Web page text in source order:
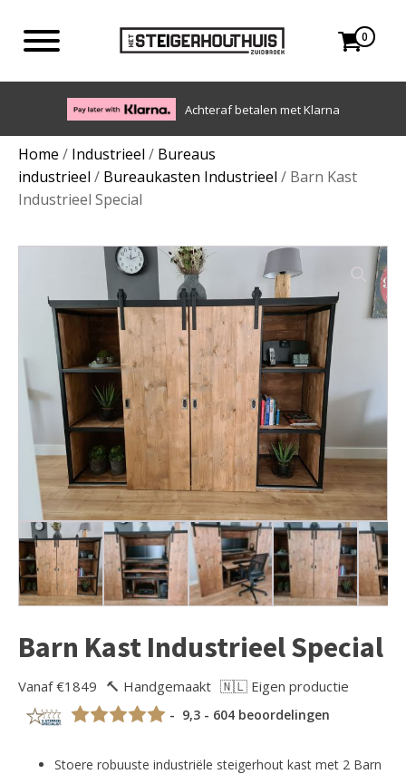
0
Eigen bezorgdienst in NL en BE. Afhalen ook mogelijk.
Home / Industrieel / Bureaus
industrieel / Bureaukasten Industrieel / Barn Kast
Industrieel Special
Barn Kast Industrieel Special
Vanaf €1849 🔨 Handgemaakt 🇳🇱 Eigen productie
- 9,3 - 604 beoordelingen
Stoere robuuste industriële steigerhout kast met 2 Barn